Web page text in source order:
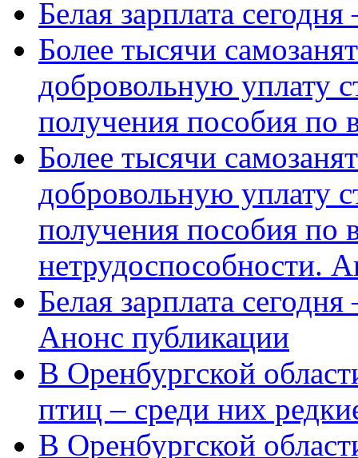
Белая зарплата
Более тысячи
добровольную уплату
получения пособия по
Более тысячи
добровольную уплату
получения пособия по
нетрудоспособности.
Белая зарплата
Анонс публикации
В Оренбургской
птиц – среди них
В Оренбургской